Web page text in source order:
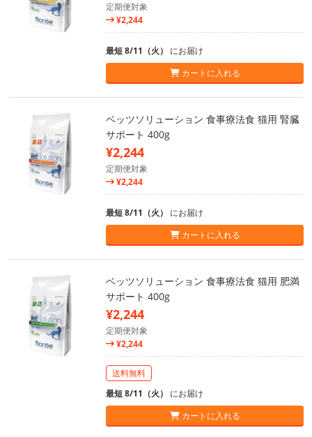
定期便対象
¥2,244
最短 8/11（火） にお届け
カートに入れる
ベッツソリューション 食事療法食 猫用 腎臓
サポート 400g
¥2,244
定期便対象
¥2,244
最短 8/11（火） にお届け
カートに入れる
ベッツソリューション 食事療法食 猫用 肥満
サポート 400g
¥2,244
定期便対象
¥2,244
送料無料
最短 8/11（火） にお届け
カートに入れる